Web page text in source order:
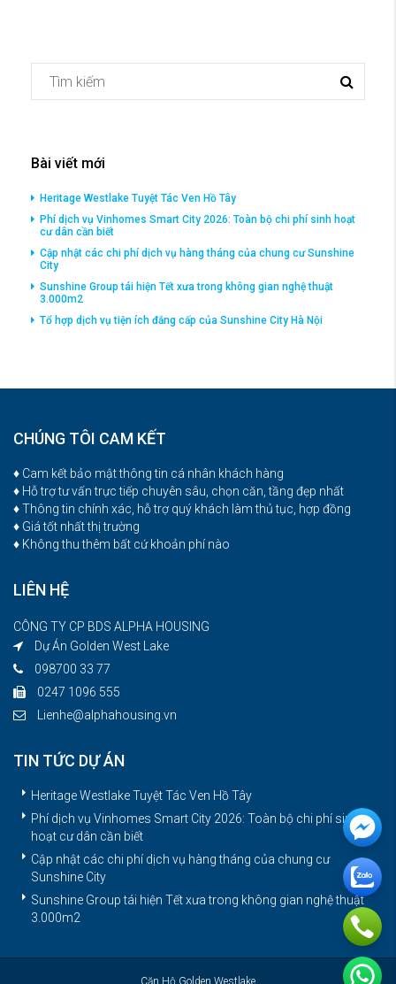
Bài viết mới
Heritage Westlake Tuyệt Tác Ven Hồ Tây
Phí dịch vụ Vinhomes Smart City 2026: Toàn bộ chi phí sinh hoạt
cư dân cần biết
Cập nhật các chi phí dịch vụ hàng tháng của chung cư Sunshine
City
Sunshine Group tái hiện Tết xưa trong không gian nghệ thuật
3.000m2
Tổ hợp dịch vụ tiện ích đắng cấp của Sunshine City Hà Nội
CHÚNG TÔI CAM KẾT
♦ Cam kết bảo mật thông tin cá nhân khách hàng
♦ Hỗ trợ tư vấn trực tiếp chuyên sâu, chọn căn, tầng đẹp nhất
♦ Thông tin chính xác, hỗ trợ quý khách làm thủ tục, hợp đồng
♦ Giá tốt nhất thị trường
♦ Không thu thêm bất cứ khoản phí nào
LIÊN HỆ
CÔNG TY CP BDS ALPHA HOUSING
Dự Án Golden West Lake
098700 33 77
0247 1096 555
Lienhe@alphahousing.vn
TIN TỨC DỰ ÁN
Heritage Westlake Tuyệt Tác Ven Hồ Tây
Phí dịch vụ Vinhomes Smart City 2026: Toàn bộ chi phí sinh
hoạt cư dân cần biết
Cập nhật các chi phí dịch vụ hàng tháng của chung cư
Sunshine City
Sunshine Group tái hiện Tết xưa trong không gian nghệ thuật
3.000m2
Căn Hộ Golden Westlake